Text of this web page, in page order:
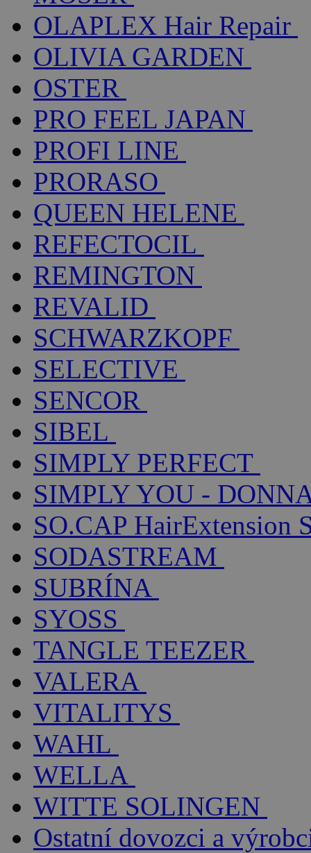
OLAPLEX Hair Repair
OLIVIA GARDEN
OSTER
PRO FEEL JAPAN
PROFI LINE
PRORASO
QUEEN HELENE
REFECTOCIL
REMINGTON
REVALID
SCHWARZKOPF
SELECTIVE
SENCOR
SIBEL
SIMPLY PERFECT
SIMPLY YOU -
SO.CAP HairExtension
SODASTREAM
SUBRÍNA
SYOSS
TANGLE TEEZER
VALERA
VITALITYS
WAHL
WELLA
WITTE SOLINGEN
Ostatní dovozci a